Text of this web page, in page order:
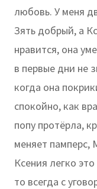
любовь. У меня
Зять добрый, а
нравится, она
в первые дни не
когда она
спокойно, как
попу протёрла,
меняет памперс,
Ксения легко
то всегда с